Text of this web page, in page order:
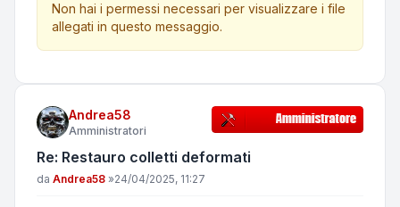
Non hai i permessi necessari per visualizzare i file
allegati in questo messaggio.
Andrea58
Amministratori
Re: Restauro colletti deformati
Messaggio
da Andrea58 »24/04/2025, 11:27